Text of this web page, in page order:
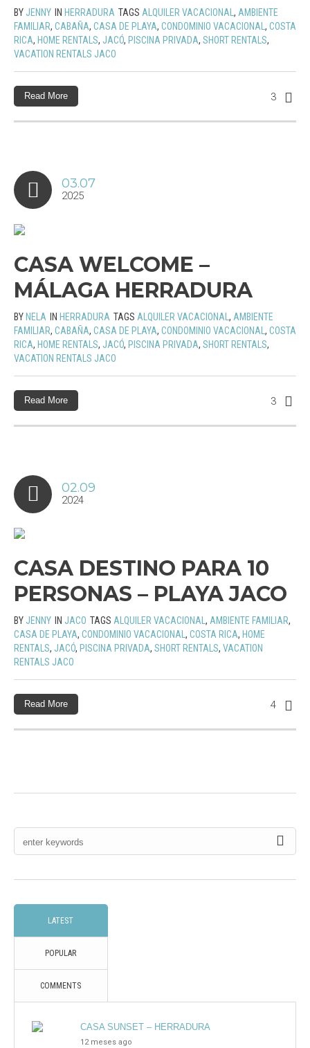
BY JENNY IN HERRADURA TAGS ALQUILER VACACIONAL , AMBIENTE
FAMILIAR, CABAÑA, CASA DE PLAYA, CONDOMINIO VACACIONAL , COSTA
RICA, HOME RENTALS, JACÓ, PISCINA PRIVADA, SHORT RENTALS,
VACATION RENTALS JACO
3
Read More
03.07
2025
CASA WELCOME –
MÁLAGA HERRADURA
BY NELA IN HERRADURA TAGS ALQUILER VACACIONAL , AMBIENTE
FAMILIAR, CABAÑA, CASA DE PLAYA, CONDOMINIO VACACIONAL , COSTA
RICA, HOME RENTALS, JACÓ, PISCINA PRIVADA, SHORT RENTALS,
VACATION RENTALS JACO
3
Read More
02.09
2024
CASA DESTINO PARA 10
PERSONAS – PLAYA JACO
BY JENNY IN JACO TAGS ALQUILER VACACIONAL, AMBIENTE FAMILIAR,
CASA DE PLAYA, CONDOMINIO VACACIONAL, COSTA RICA, HOME
RENTALS, JACÓ, PISCINA PRIVADA, SHORT RENTALS, VACATION
RENTALS JACO
4
Read More
LATEST
POPULAR
COMMENTS
CASA SUNSET – HERRADURA
12 meses ago